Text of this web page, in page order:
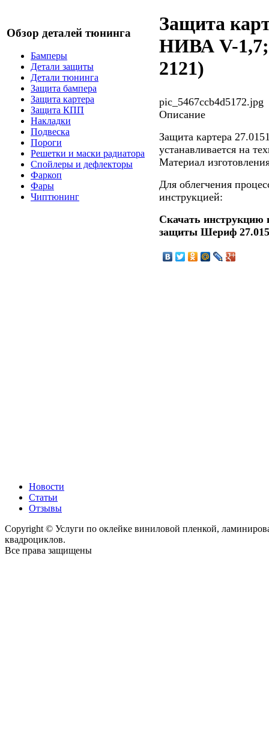
Обзор деталей тюнинга
Бамперы
Детали защиты
Детали тюнинга
Защита бампера
Защита картера
Защита КПП
Накладки
Подвеска
Пороги
Решетки и маски радиатора
Спойлеры и дефлекторы
Фаркоп
Фары
Чиптюнинг
Защита
НИВА V-1,7;
2121)
pic_5467ccb4d5172.jpg
Описание
Защита картера
устанавливается на
Материал
Для облегчения
инструкцией:
Скачать инструкцию
защиты Шериф
Новости
Статьи
Отзывы
Copyright © Услуги по оклейке виниловой пленкой,
квадроциклов.
Все права защищены